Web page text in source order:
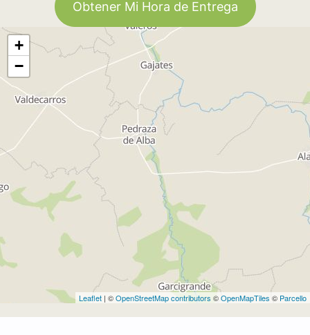
Obtener Mi Hora de Entrega
+
−
Leaflet | ©OpenStreetMap contributors ©OpenMapTiles © Parcello